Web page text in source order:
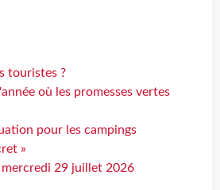
touristes ?
où les promesses vertes
pour les campings
»
29 juillet 2026